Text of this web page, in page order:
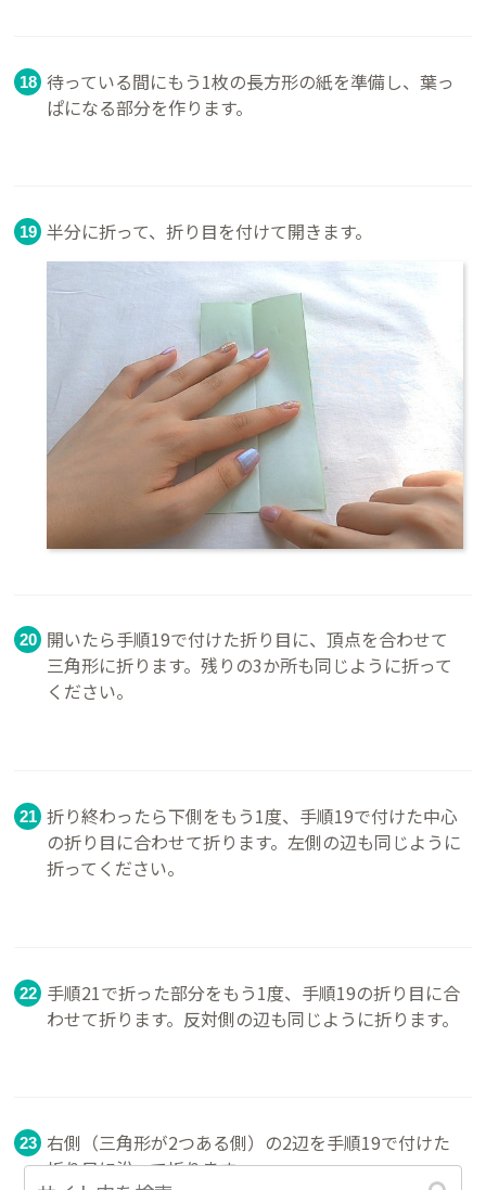
待っている間にもう1枚の長方形の紙を準備し、葉っ
ぱになる部分を作ります。
半分に折って、折り目を付けて開きます。
開いたら手順19で付けた折り目に、頂点を合わせて
三角形に折ります。残りの3か所も同じように折って
ください。
折り終わったら下側をもう1度、手順19で付けた中心
の折り目に合わせて折ります。左側の辺も同じように
折ってください。
手順21で折った部分をもう1度、手順19の折り目に合
わせて折ります。反対側の辺も同じように折ります。
右側（三角形が2つある側）の2辺を手順19で付けた
折り目に沿って折ります。